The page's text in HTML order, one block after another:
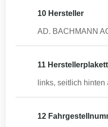
10 Hersteller
AD. BACHMANN
11
links, seitlich
12